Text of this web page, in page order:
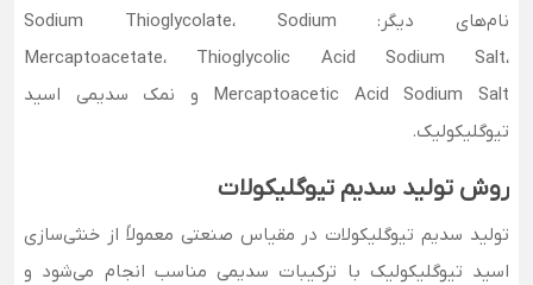
نام‌های دیگر: Sodium Thioglycolate، Sodium
Mercaptoacetate، Thioglycolic Acid Sodium Salt،
Mercaptoacetic Acid Sodium Salt و نمک سدیمی اسید
تیوگلیکولیک.
روش تولید سدیم تیوگلیکولات
تولید سدیم تیوگلیکولات در مقیاس صنعتی معمولاً از خنثی‌سازی
اسید تیوگلیکولیک با ترکیبات سدیمی مناسب انجام می‌شود و